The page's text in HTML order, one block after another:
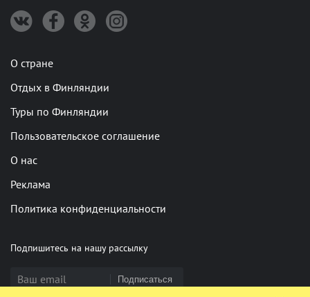
О стране
Отдых в Финляндии
Туры по Финляндии
Пользовательское соглашение
О нас
Реклама
Политика конфиденциальности
Подпишитесь на нашу рассылку
Подписаться